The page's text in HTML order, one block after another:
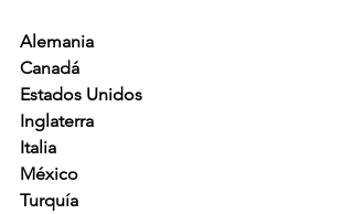
Alemania
Canadá
Estados Unidos
Inglaterra
Italia
México
Turquía